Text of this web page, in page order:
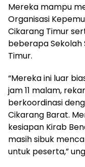
Mereka mampu
Organisasi
Cikarang Timur
beberapa Sekolah
Timur.
“Mereka ini luar
jam 11 malam,
berkoordinasi
Cikarang Barat.
kesiapan Kirab
masih sibuk
untuk peserta,”